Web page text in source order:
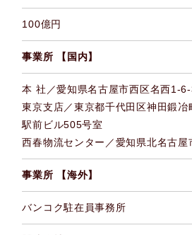
100億円
事業所 【国内】
本 社／愛知県名古屋市西区名西1-6-
東京支店／東京都千代田区神田鍛
駅前ビル505号室
西春物流センター／愛知県北名古屋
事業所 【海外】
バンコク駐在員事務所